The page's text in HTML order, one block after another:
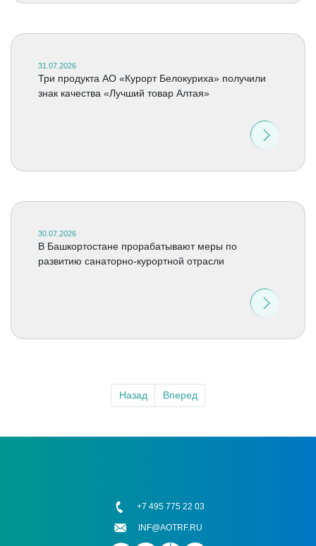
31.07.2026
Три продукта АО «Курорт Белокуриха» получили
знак качества «Лучший товар Алтая»
30.07.2026
В Башкортостане прорабатывают меры по
развитию санаторно-курортной отрасли
Назад Вперед
+7 495 775 22 03
INF@AOTRF.RU